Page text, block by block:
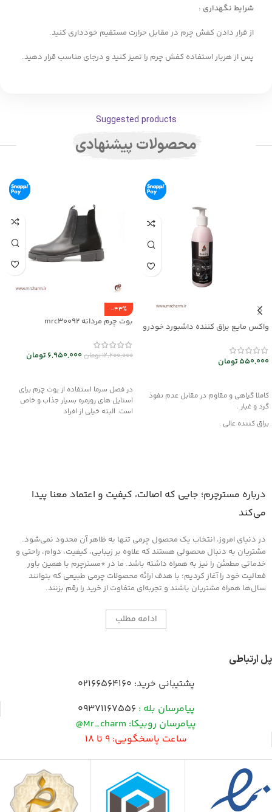
شرایط نگهداری :
از قرار دادن کفش چرم در مقابل حرارت مستقیم خودداری کنید.
پس از هربار استفاده کفش چرم را تمیز کنید و درجای مناسب قرار دهید.
Suggested products
محصولات پیشنهادی
واکس مایع براق کننده داشبورد خودرو
550,000تومان
کاملا گیاهی و مقاوم در مقابل عدم نفوذ
گرد و غبار .
براق کننده عالی .
روش مصرف :
ابتدا سطح مورد نظر را کاملا از هرگونه گرد و
غبار تمیز کرده و سپس لایه ای نازک از این
تا خشک شود ، سپس با دستمالی تمیز یا پد
های مخصوص که در همین بخش اکسسوری
موجود است سطح را جلادهید .
-43%
بوت چرم مردانه mrc30092
12,200,000تومان6,950,000 تومان
در فصل سرما استفاده از بوت چرم برای
استایل های روزمره بسیار جذاب و خاص
است. البته خیلی از افراد
درباره مسترچرم؛ جایی که اصالت، کیفیت و اعتماد معنا پیدا
می‌کند
در دنیای امروز، انتخاب یک محصول چرمی تنها به ظاهر آن محدود نمی‌شود.
مشتریان به دنبال محصولی هستند که علاوه بر زیبایی، کیفیت، دوام، راحتی و
خدماتی مطمئن را نیز به همراه داشته باشد. ما در *مسترچرم با همین باور
فعالیت خود را آغاز کردیم؛ با هدف ارائه محصولات چرمی طبیعی که بتوانند
سال‌ها همراه مشتریان باشند و تجربه‌ای متفاوت از خرید را رقم بزنند.
ادامه مطلب
پل ارتباطی
پشتیبانی خرید: 02166564160
پیامرسان بله : 09371167556
پیامرسان روبیکا: Mr_charm@
ساعت پاسخگویی: 9 تا 18